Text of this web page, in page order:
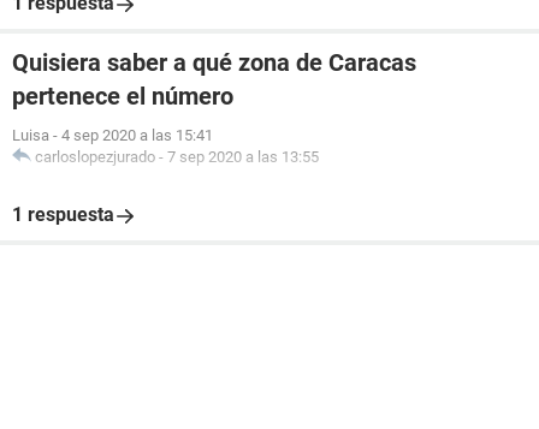
Quisiera saber a qué zona de Caracas
pertenece el número
Luisa - 4 sep 2020 a las 15:41
carloslopezjurado - 7 sep 2020 a las 13:55
1 respuesta